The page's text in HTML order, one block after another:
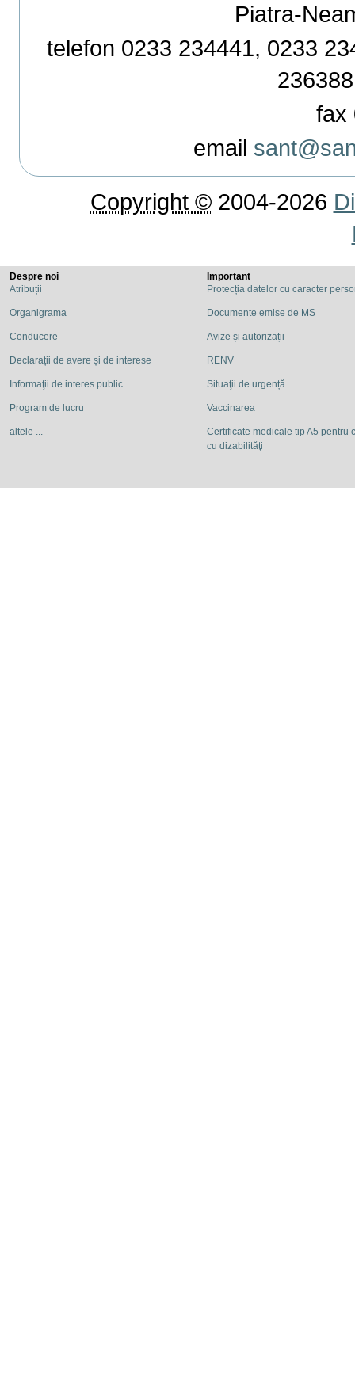
Piatra-
telefon 0233 234441, 0233
fax
email
Copyright ©2004-2026
Despre noi
Atribuții
Organigrama
Conducere
Declarații de avere și de interese
Informaţii de interes public
Program de lucru
altele ...
Important
Protecția datelor cu caracter
Documente emise de MS
Avize și autorizații
RENV
Situaţii de urgență
Vaccinarea
Certificate medicale tip A5 pentru
cu dizabilităţi